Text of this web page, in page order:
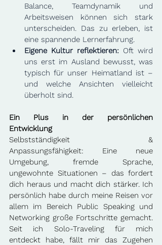
Balance, Teamdynamik und
Arbeitsweisen können sich stark
unterscheiden. Das zu erleben, ist
eine spannende Lernerfahrung.
Eigene Kultur reflektieren: Oft wird
uns erst im Ausland bewusst, was
typisch für unser Heimatland ist –
und welche Ansichten vielleicht
überholt sind.
Ein Plus in der persönlichen
Entwicklung
Selbstständigkeit &
Anpassungsfähigkeit: Eine neue
Umgebung, fremde Sprache,
ungewohnte Situationen – das fordert
dich heraus und macht dich stärker. Ich
persönlich habe durch meine Reisen vor
allem im Bereich Public Speaking und
Networking große Fortschritte gemacht.
Seit ich Solo-Traveling für mich
entdeckt habe, fällt mir das Zugehen